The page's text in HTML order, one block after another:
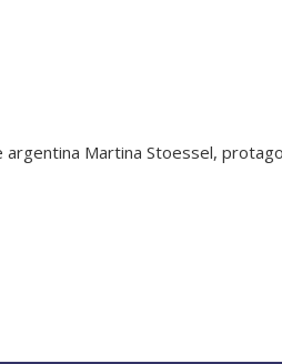
Martina Stoessel,